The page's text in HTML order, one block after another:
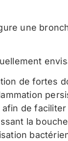
une
de fortes
de
la